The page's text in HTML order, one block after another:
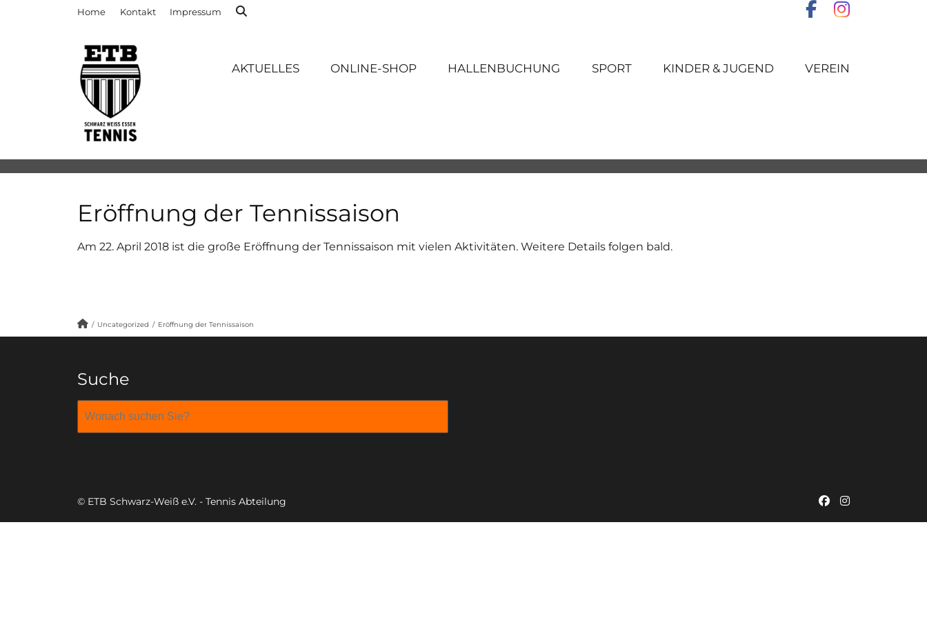
Home Kontakt Impressum
AKTUELLES ONLINE-SHOP HALLENBUCHUNG SPORT KINDER & JUGEND VEREIN
Eröffnung der Tennissaison
Am 22. April 2018 ist die große Eröffnung der Tennissaison mit vielen Aktivitäten. Weitere Details folgen bald.
/ Uncategorized / Eröffnung der Tennissaison
Suche
© ETB Schwarz-Weiß e.V. - Tennis Abteilung